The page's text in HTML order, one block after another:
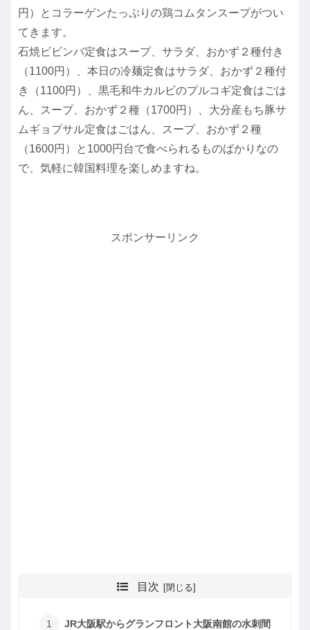
円）とコラーゲンたっぷりの鶏コムタンスープがつい
てきます。
石焼ビビンバ定食はスープ、サラダ、おかず２種付き
（1100円）、本日の冷麺定食はサラダ、おかず２種付
き（1100円）、黒毛和牛カルビのプルコギ定食はごは
ん、スープ、おかず２種（1700円）、大分産もち豚サ
ムギョプサル定食はごはん、スープ、おかず２種
（1600円）と1000円台で食べられるものばかりなの
で、気軽に韓国料理を楽しめますね。
スポンサーリンク
目次
JR大阪駅からグランフロント大阪南館の水刺間